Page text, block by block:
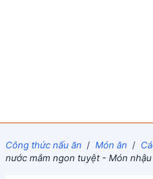
Công thức nấu ăn / Món ăn /
nước mắm ngon tuyệt - Món